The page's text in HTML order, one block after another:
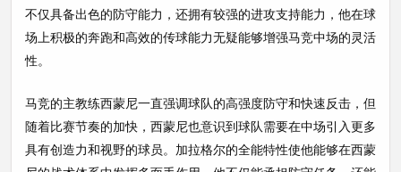
不仅具备出色的防守能力，还拥有较强的进攻支持能力，他在球
场上积极的奔跑和高效的传球能力无疑能够增强马竞中场的灵活
性。
马竞的主教练西蒙尼一直强调球队的高强度防守和快速反击，但
随着比赛节奏的加快，西蒙尼也意识到球队需要在中场引入更多
具有创造力和视野的球员。加拉格尔的全能特性使他能够在西蒙